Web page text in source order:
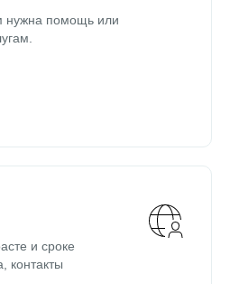
нужна помощь или
и сроке
контакты